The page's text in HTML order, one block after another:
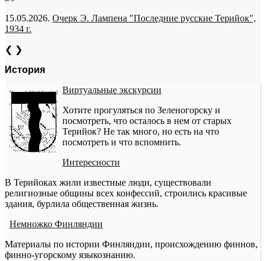
15.05.2026. Очерк Э. Лампена "Последние русские Терийок",
1934 г.
❮ ❯
История
Виртуальные экскурсии
Хотите прогуляться по Зеленогорску и
посмотреть, что осталось в нем от старых
Терийок? Не так много, но есть на что
посмотреть и что вспомнить.
Интересности
В Терийоках жили известные люди, существовали
религиозные общины всех конфессий, строились красивые
здания, бурлила общественная жизнь.
Немножко Финляндии
Материалы по истории Финляндии, происхождению финнов,
финно-угорскому языкознанию.